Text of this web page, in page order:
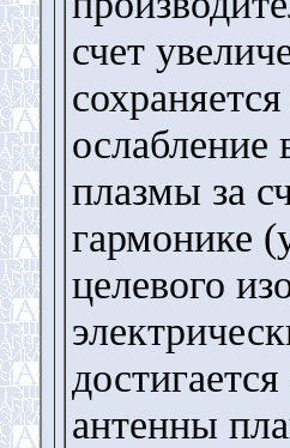
счет
ослабление
плазмы за
гармонике
целевого
антенны